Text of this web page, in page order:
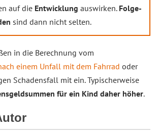
auf die Entwicklung auswirken. Folge-
sind dann nicht selten.
in die Berechnung vom
einem Unfall mit dem Fahrrad oder
Schadensfall mit ein. Typischerweise
für ein Kind daher höher.